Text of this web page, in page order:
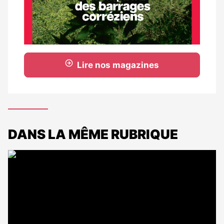
Lire nos magazines
DANS LA MÊME RUBRIQUE